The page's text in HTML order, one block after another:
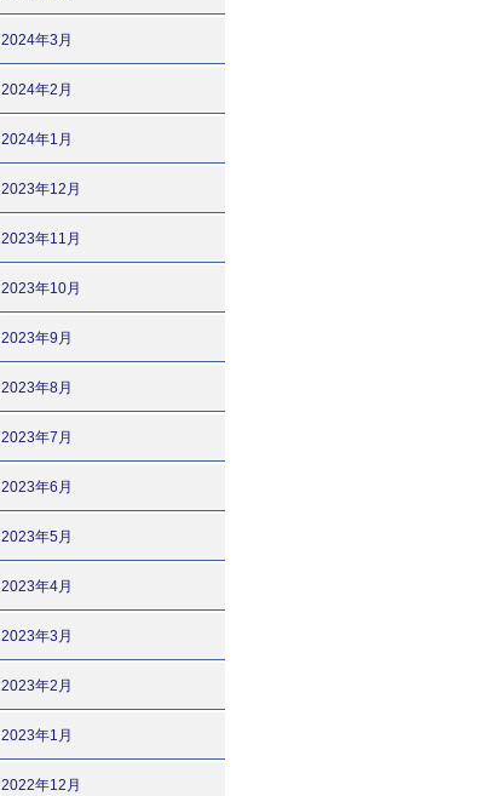
2024年3月
2024年2月
2024年1月
2023年12月
2023年11月
2023年10月
2023年9月
2023年8月
2023年7月
2023年6月
2023年5月
2023年4月
2023年3月
2023年2月
2023年1月
2022年12月